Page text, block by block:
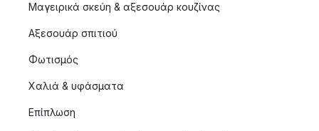
Μαγειρικά σκεύη & αξεσουάρ κουζίνας
Αξεσουάρ σπιτιού
Φωτισμός
Χαλιά & υφάσματα
Επίπλωση